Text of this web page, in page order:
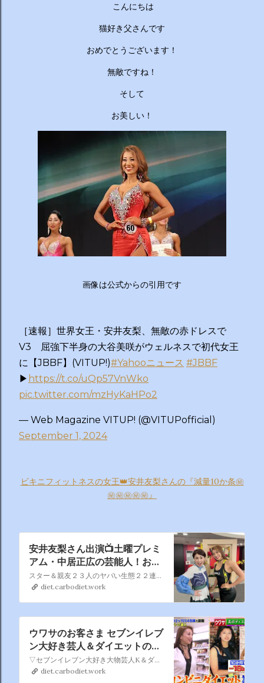
藤俊徳 加藤プラチナクリニック院長 脳の学校 代
表 森谷敏夫 京都大学名誉教授 郷間光正
０：２８は「私の幸福時間」を放送いたします ☆番組ＨＰ
https://www.tv-asahi.co.jp/imadesho/ この番組は、テレ
ビ朝日が選んだ『青少年に見てもらいたい番組』です。 体重
に関する10の疑問について、身体の仕組みや心理的なアプロ
か？ 根本的な理由は非常にシンプルで、「摂取カロリー（食
べる量）が消費カロリー（動く量）を上回っているから」で
す。 消費しきれずに余ったエネルギーは、万が一の飢餓に備
えるための「脂肪」として身体に蓄えられます。現代はいつ
でも高カロリーな食べ物が手に入るため、意識しないと簡単
にエネルギー過多になってしまいます。 🥗 2. 野菜を先に食
べるのは効果があるの？ 非常に効果があります。 （ベジタ
ブルファーストと呼ばれます） 野菜に含まれる食物繊維が、
後から入ってくる糖質...
こんにちは
猫好き父さんです
おめでとうございます！
無敵ですね！
そして
お美しい！
画像は公式からの引用です
［速報］世界女王・安井友梨、無敵の赤ドレスで
V3 屈強下半身の大谷美咲がウェルネスで初代女王
に【JBBF】(VITUP!)#Yahooニュース #JBBF
▶ https://t.co/uQp57VnWko
pic.twitter.com/mzHyKaHPo2
— Web Magazine VITUP! (@VITUPofficial)
September 1, 2024
ビキニフィットネスの女王👑安井友梨さんの『減量10か条㊙️
㊙️㊙️㊙️㊙️㊙️』
安井友梨さん出演📺土曜プレミ
アム・中居正広の芸能人！お友
達呼んできましたグランプリ第
２弾
スター＆親友２３人のヤバい生態２２連発！あのちゃんが親友安藤なつ宅初訪問で本音ポロリ…寺田心唯一の友達は謎のおじさん！加藤茶サプライズ登場！津田にドッキリ
diet.carbodiet.work
ウワサのお客さま セブンイレブ
ン大好き芸人＆ダイエットの達
人📺Tver配信中！
▽セブンイレブン大好き大物芸人K＆ダイエットの達人美女が登場
diet.carbodiet.work